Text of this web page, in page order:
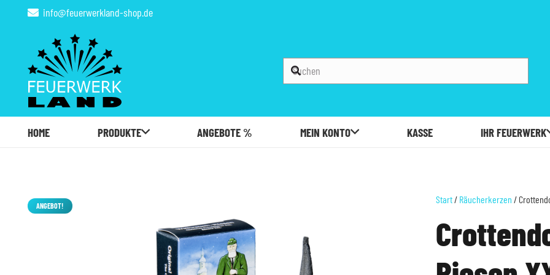
info@feuerwerkland-shop.de
HOME PRODUKTE ANGEBOTE % MEIN KONTO KASSE IHR FEUERWERK
ANGEBOT!
Start/ Räucherkerzen /